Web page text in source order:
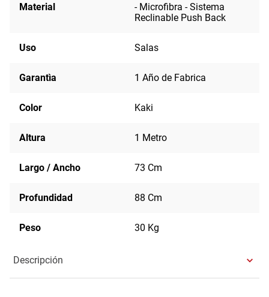
Material
- Microfibra - Sistema
Reclinable Push Back
Uso Salas
Garantìa 1 Año de Fabrica
Color Kaki
Altura 1 Metro
Largo / Ancho 73 Cm
Profundidad 88 Cm
Peso 30 Kg
Descripción